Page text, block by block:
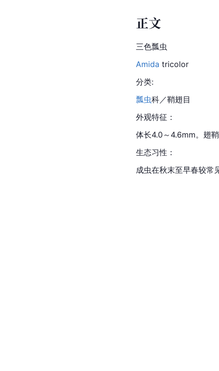
正文
三色瓢虫
Amida tricolor
分类:
瓢虫科／鞘翅目
外观特征：
体长4.0～4.6mm。 翅鞘
生态习性：
成虫在秋末至早春较常